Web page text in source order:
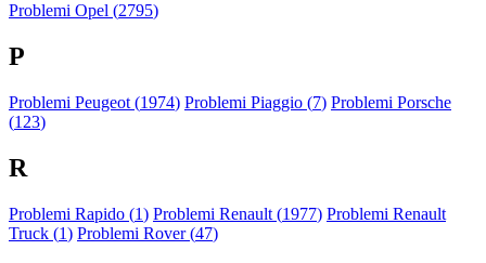
Problemi Opel (2795)
P
Problemi Peugeot (1974) Problemi Piaggio (7) Problemi Porsche
(123)
R
Problemi Rapido (1) Problemi Renault (1977) Problemi Renault
Truck (1) Problemi Rover (47)